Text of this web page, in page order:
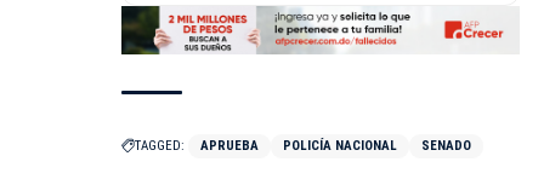
TAGGED: APRUEBA POLICÍA NACIONAL SENADO